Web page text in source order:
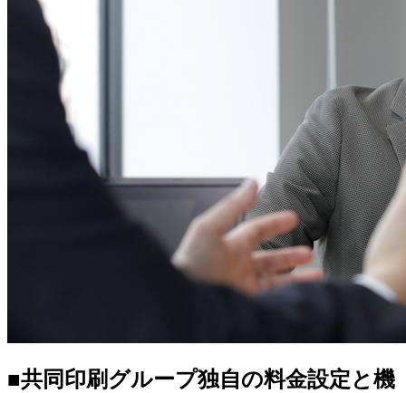
■共同印刷グループ独自の料金設定と機